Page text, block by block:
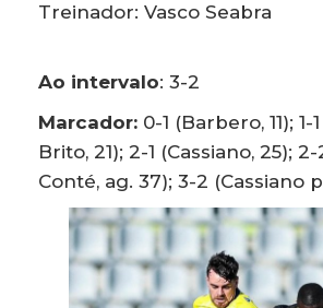
Treinador: Vasco Seabra
Ao intervalo: 3-2
Marcador: 0-1 (Barbero, 11); 1-
Brito, 21); 2-1 (Cassiano, 25);
Conté, ag. 37); 3-2 (Cassiano